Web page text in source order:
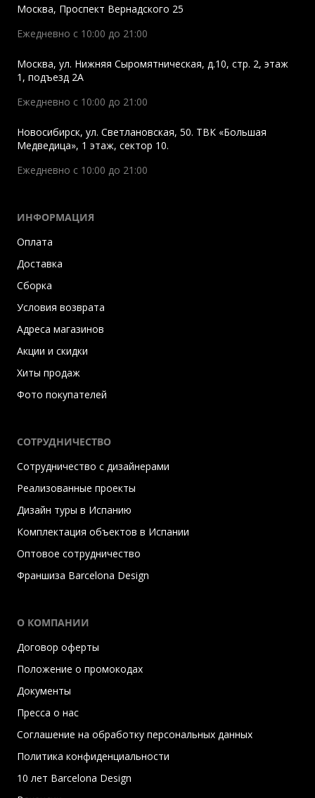
Москва, Проспект Вернадского 25
Ежедневно с 10:00 до 21:00
Москва, ул. Нижняя Сыромятническая, д.10, стр. 2, этаж
1, подъезд 2A
Ежедневно с 10:00 до 21:00
Новосибирск, ул. Светлановская, 50. ТВК «Большая
Медведица», 1 этаж, сектор 10.
Ежедневно с 10:00 до 21:00
ИНФОРМАЦИЯ
Оплата
Доставка
Сборка
Условия возврата
Адреса магазинов
Акции и скидки
Хиты продаж
Фото покупателей
СОТРУДНИЧЕСТВО
Сотрудничество с дизайнерами
Реализованные проекты
Дизайн туры в Испанию
Комплектация объектов в Испании
Оптовое сотрудничество
Франшиза Barcelona Design
О КОМПАНИИ
Договор оферты
Положение о промокодах
Документы
Пресса о нас
Соглашение на обработку персональных данных
Политика конфиденциальности
10 лет Barcelona Design